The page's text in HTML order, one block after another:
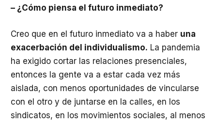
– ¿Cómo piensa el futuro inmediato?
Creo que en el futuro inmediato va a haber una
exacerbación del individualismo. La pandemia
ha exigido cortar las relaciones presenciales,
entonces la gente va a estar cada vez más
aislada, con menos oportunidades de vincularse
con el otro y de juntarse en la calles, en los
sindicatos, en los movimientos sociales, al menos